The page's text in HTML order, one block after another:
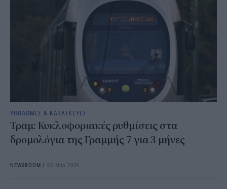
ΥΠΟΔΟΜΕΣ & ΚΑΤΑΣΚΕΥΕΣ
Τραμ: Κυκλοφοριακές ρυθμίσεις στα
δρομολόγια της Γραμμής 7 για 3 μήνες
NEWSROOM / 08 Μαρ 2024